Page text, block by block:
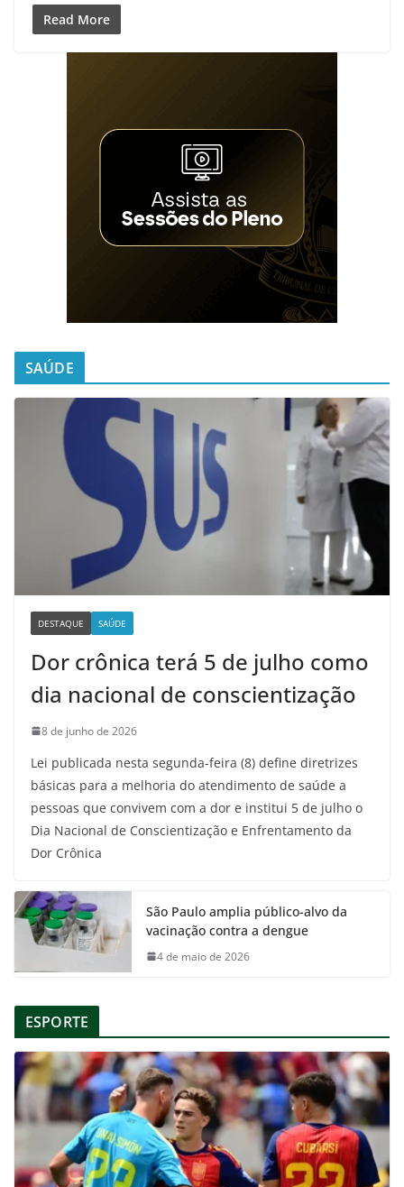
Read More
SAÚDE
DESTAQUE SAÚDE
Dor crônica terá 5 de julho como
dia nacional de conscientização
8 de junho de 2026
Lei publicada nesta segunda-feira (8) define diretrizes
básicas para a melhoria do atendimento de saúde a
pessoas que convivem com a dor e institui 5 de julho o
Dia Nacional de Conscientização e Enfrentamento da
Dor Crônica
São Paulo amplia público-alvo da
vacinação contra a dengue
4 de maio de 2026
ESPORTE